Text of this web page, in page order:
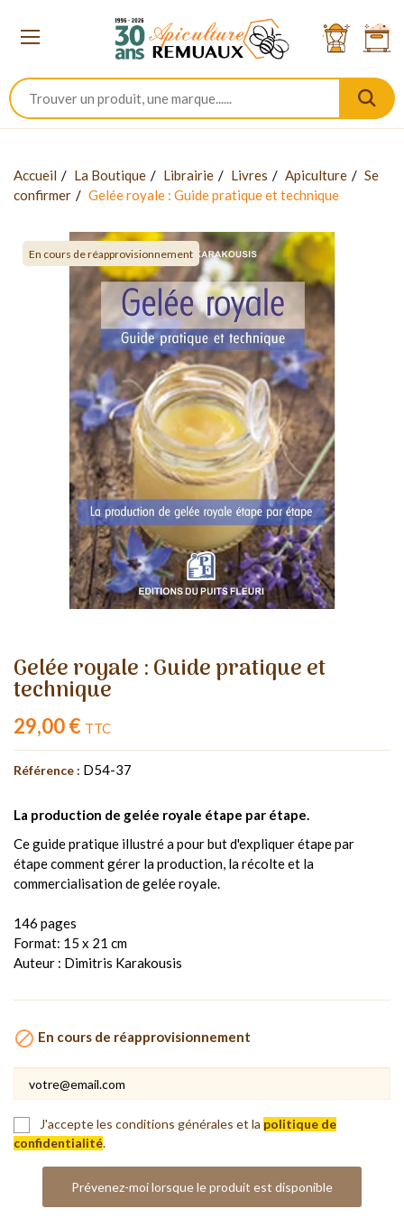
Accueil La Boutique Librairie Livres Apiculture
Se
confirmer
Gelée royale : Guide pratique et technique
En cours de réapprovisionnement
Gelée royale : Guide pratique et
technique
29,00 € TTC
Référence : D54-37
La production de gelée royale étape par étape.
Ce guide pratique illustré a pour but d'expliquer étape par
étape comment gérer la production, la récolte et la
commercialisation de gelée royale.
146 pages
Format: 15 x 21 cm
Auteur : Dimitris Karakousis
 En cours de réapprovisionnement
J'accepte les conditions générales et la politique de
confidentialité.
Prévenez-moi lorsque le produit est disponible